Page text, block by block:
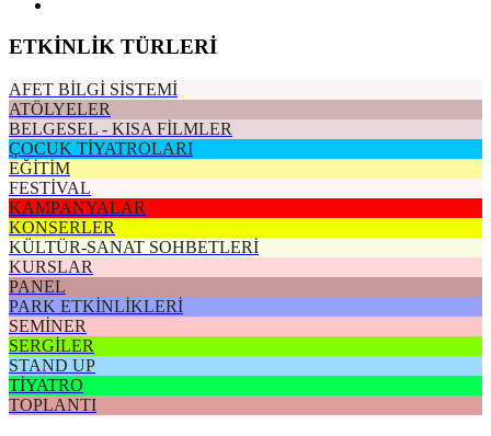
ETKİNLİK TÜRLERİ
AFET BİLGİ SİSTEMİ
ATÖLYELER
BELGESEL - KISA FİLMLER
ÇOCUK TİYATROLARI
EĞİTİM
FESTİVAL
KAMPANYALAR
KONSERLER
KÜLTÜR-SANAT SOHBETLERİ
KURSLAR
PANEL
PARK ETKİNLİKLERİ
SEMİNER
SERGİLER
STAND UP
TİYATRO
TOPLANTI